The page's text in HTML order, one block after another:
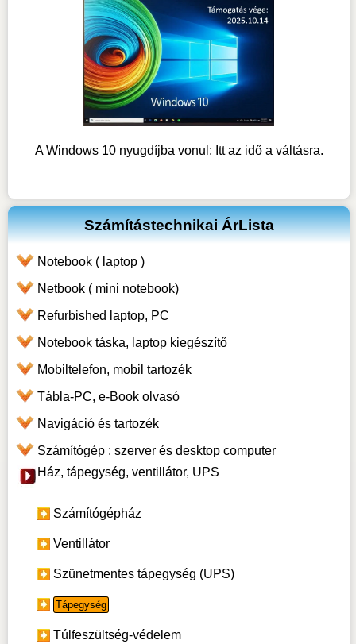
A Windows 10 nyugdíjba vonul: Itt az idő a váltásra.
Számítástechnikai ÁrLista
Notebook ( laptop )
Netbook ( mini notebook)
Refurbished laptop, PC
Notebook táska, laptop kiegészítő
Mobiltelefon, mobil tartozék
Tábla-PC, e-Book olvasó
Navigáció és tartozék
Számítógép : szerver és desktop computer
Ház, tápegység, ventillátor, UPS
Számítógépház
Ventillátor
Szünetmentes tápegység (UPS)
Tápegység
Túlfeszültség-védelem